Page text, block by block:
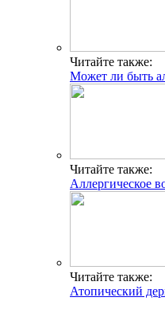
Читайте также:
Может ли быть
Читайте также:
Аллергическое
Читайте также:
Атопический